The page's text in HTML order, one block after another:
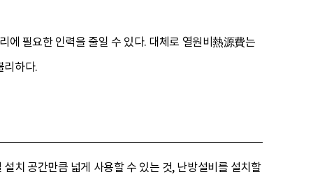
에 필요한 인력을 줄일 수 있다. 대체로 열원비熱源費는
리하다.
치 공간만큼 넓게 사용할 수 있는 것, 난방설비를 설치할